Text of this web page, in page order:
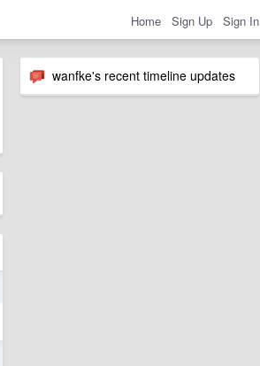
Home Sign Up Sign In
wanfke's recent timeline updates